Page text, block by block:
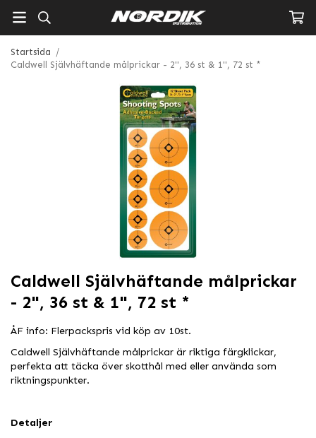
Startsida /
Caldwell Självhäftande målprickar - 2", 36 st & 1", 72 st *
Caldwell Självhäftande målprickar
- 2", 36 st & 1", 72 st *
ÅF info: Flerpackspris vid köp av 10st.
Caldwell Självhäftande målprickar är riktiga färgklickar,
perfekta att täcka över skotthål med eller använda som
riktningspunkter.
Detaljer